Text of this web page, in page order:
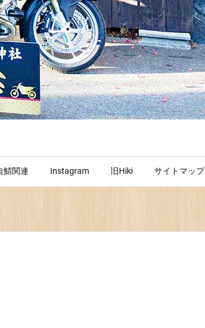
鯖関連 Instagram 旧Hiki サイトマップ